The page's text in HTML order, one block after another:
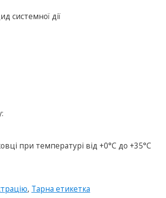
системної дії
при температурі від +0°С до +35°С
, Тарна етикетка